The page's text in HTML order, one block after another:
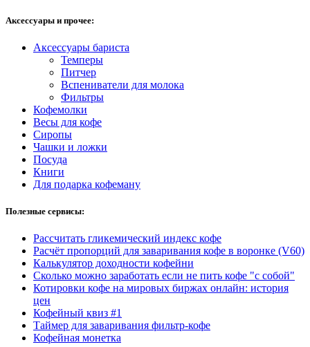
Аксессуары и прочее:
Аксессуары бариста
Темперы
Питчер
Вспениватели для молока
Фильтры
Кофемолки
Весы для кофе
Сиропы
Чашки и ложки
Посуда
Книги
Для подарка кофеману
Полезные сервисы:
Рассчитать гликемический индекс кофе
Расчёт пропорций для заваривания кофе в воронке (V60)
Калькулятор доходности кофейни
Сколько можно заработать если не пить кофе "с собой"
Котировки кофе на мировых биржах онлайн: история
цен
Кофейный квиз #1
Таймер для заваривания фильтр-кофе
Кофейная монетка